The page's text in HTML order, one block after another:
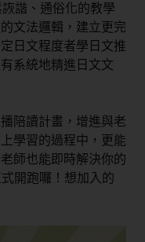
諧、通俗化的教學
文法邏輯，建立更完
日文程度者學日文推
系統地精進日文文
陪讀計畫，增進與老
學習的過程中，更能
師也能即時解決你的
開跑囉！想加入的